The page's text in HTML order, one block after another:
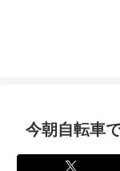
今朝自転車